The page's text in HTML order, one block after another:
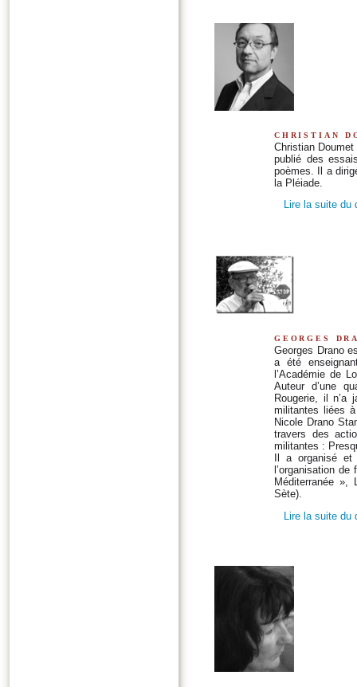
christian
Christian
publié des
poèmes. Il a
la Pléiade.
Lire la suite du
georges
Georges Drano
a été
l’Académie de
Auteur d’une
Rougerie, il n’a
militantes liées
Nicole Drano
travers des
militantes :
Il a organisé
l’organisation
Méditerranée »,
Sète).
Lire la suite du